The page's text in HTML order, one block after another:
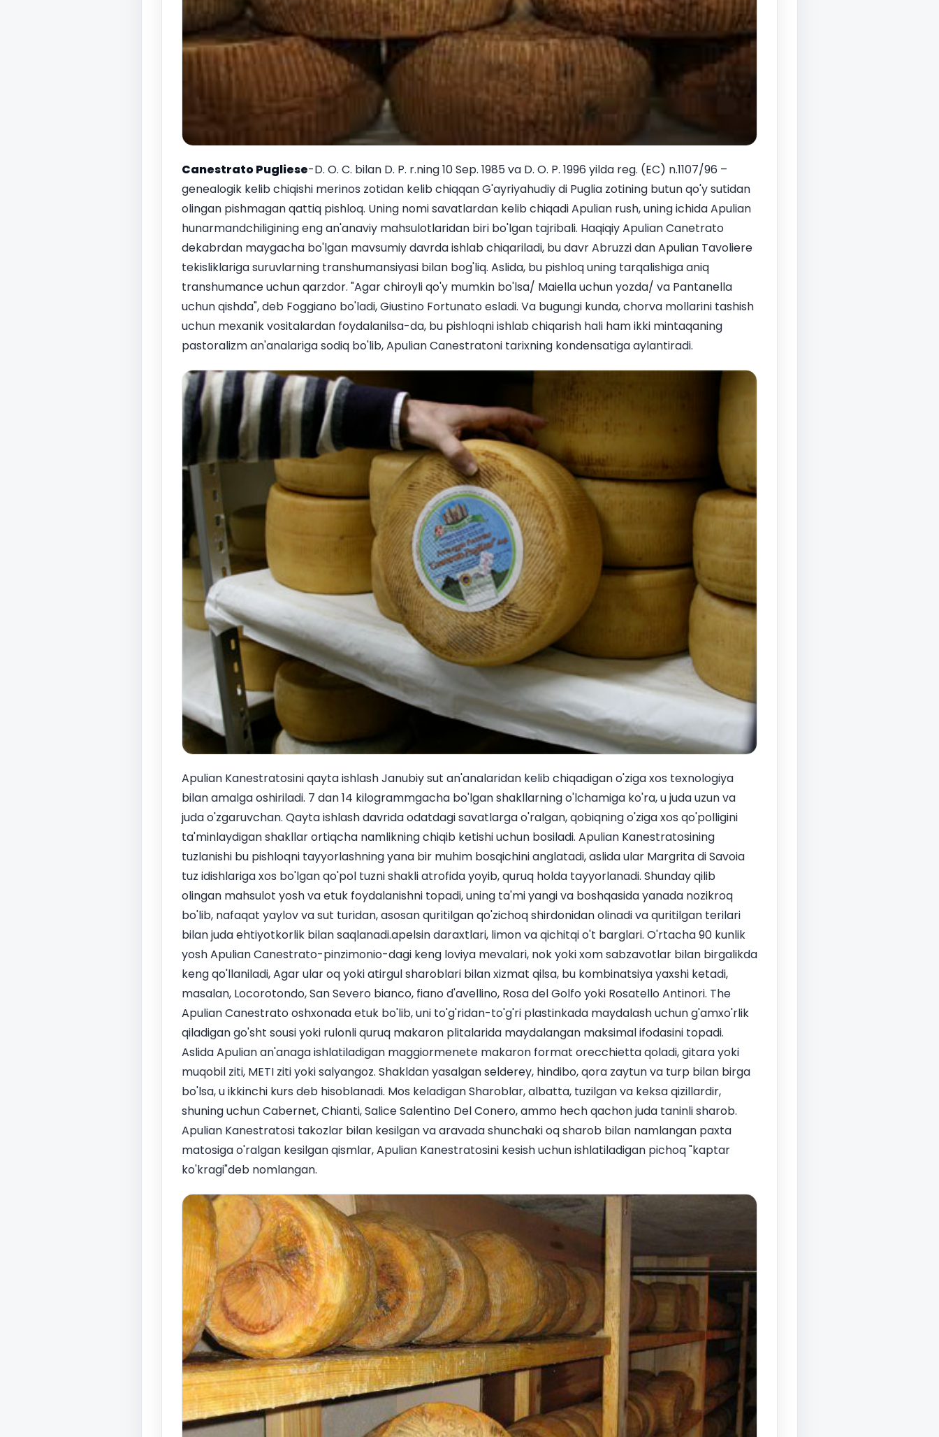
Canestrato Pugliese-D. O. C. bilan D. P. r.ning 10 Sep. 1985 va D. O. P. 1996 yilda reg. (EC) n.1107/96 –
genealogik kelib chiqishi merinos zotidan kelib chiqqan G'ayriyahudiy di Puglia zotining butun qo'y sutidan
olingan pishmagan qattiq pishloq. Uning nomi savatlardan kelib chiqadi Apulian rush, uning ichida Apulian
hunarmandchiligining eng an'anaviy mahsulotlaridan biri bo'lgan tajribali. Haqiqiy Apulian Canetrato
dekabrdan maygacha bo'lgan mavsumiy davrda ishlab chiqariladi, bu davr Abruzzi dan Apulian Tavoliere
tekisliklariga suruvlarning transhumansiyasi bilan bog'liq. Aslida, bu pishloq uning tarqalishiga aniq
transhumance uchun qarzdor. "Agar chiroyli qo'y mumkin bo'lsa/ Maiella uchun yozda/ va Pantanella
uchun qishda", deb Foggiano bo'ladi, Giustino Fortunato esladi. Va bugungi kunda, chorva mollarini tashish
uchun mexanik vositalardan foydalanilsa-da, bu pishloqni ishlab chiqarish hali ham ikki mintaqaning
pastoralizm an'analariga sodiq bo'lib, Apulian Canestratoni tarixning kondensatiga aylantiradi.
Apulian Kanestratosini qayta ishlash Janubiy sut an'analaridan kelib chiqadigan o'ziga xos texnologiya
bilan amalga oshiriladi. 7 dan 14 kilogrammgacha bo'lgan shakllarning o'lchamiga ko'ra, u juda uzun va
juda o'zgaruvchan. Qayta ishlash davrida odatdagi savatlarga o'ralgan, qobiqning o'ziga xos qo'polligini
ta'minlaydigan shakllar ortiqcha namlikning chiqib ketishi uchun bosiladi. Apulian Kanestratosining
tuzlanishi bu pishloqni tayyorlashning yana bir muhim bosqichini anglatadi, aslida ular Margrita di Savoia
tuz idishlariga xos bo'lgan qo'pol tuzni shakli atrofida yoyib, quruq holda tayyorlanadi. Shunday qilib
olingan mahsulot yosh va etuk foydalanishni topadi, uning ta'mi yangi va boshqasida yanada nozikroq
bo'lib, nafaqat yaylov va sut turidan, asosan quritilgan qo'zichoq shirdonidan olinadi va quritilgan terilari
bilan juda ehtiyotkorlik bilan saqlanadi.apelsin daraxtlari, limon va qichitqi o't barglari. O'rtacha 90 kunlik
yosh Apulian Canestrato-pinzimonio-dagi keng loviya mevalari, nok yoki xom sabzavotlar bilan birgalikda
keng qo'llaniladi, Agar ular oq yoki atirgul sharoblari bilan xizmat qilsa, bu kombinatsiya yaxshi ketadi,
masalan, Locorotondo, San Severo bianco, fiano d'avellino, Rosa del Golfo yoki Rosatello Antinori. The
Apulian Canestrato oshxonada etuk bo'lib, uni to'g'ridan-to'g'ri plastinkada maydalash uchun g'amxo'rlik
qiladigan go'sht sousi yoki rulonli quruq makaron plitalarida maydalangan maksimal ifodasini topadi.
Aslida Apulian an'anaga ishlatiladigan maggiormenete makaron format orecchietta qoladi, gitara yoki
muqobil ziti, METI ziti yoki salyangoz. Shakldan yasalgan selderey, hindibo, qora zaytun va turp bilan birga
bo'lsa, u ikkinchi kurs deb hisoblanadi. Mos keladigan Sharoblar, albatta, tuzilgan va keksa qizillardir,
shuning uchun Cabernet, Chianti, Salice Salentino Del Conero, ammo hech qachon juda taninli sharob.
Apulian Kanestratosi takozlar bilan kesilgan va aravada shunchaki oq sharob bilan namlangan paxta
matosiga o'ralgan kesilgan qismlar, Apulian Kanestratosini kesish uchun ishlatiladigan pichoq "kaptar
ko'kragi"deb nomlangan.